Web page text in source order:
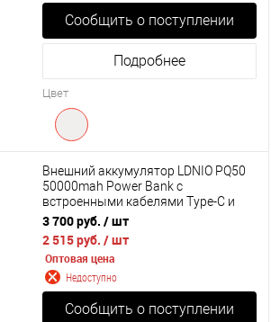
Сообщить о поступлении
Подробнее
Цвет
Внешний аккумулятор LDNIO PQ50
50000mah Power Bank c
встроенными кабелями Type-C и
Lightning
3 700 руб. / шт
2 515 руб. / шт
Оптовая цена
Недоступно
Сообщить о поступлении